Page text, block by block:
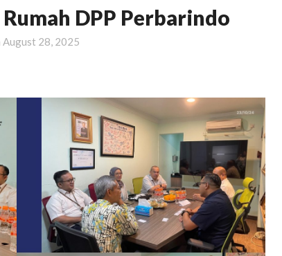
DPP Perbarindo
August 28, 2025